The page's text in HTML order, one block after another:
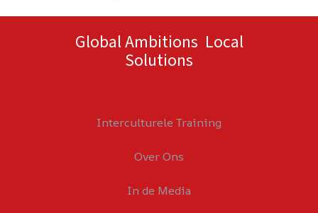
Global Ambitions Local
Solutions
Interculturele Training
Over Ons
In de Media